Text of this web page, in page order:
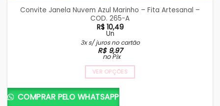
Convite Janela Nuvem Azul Marinho – Fita Artesanal –
COD. 265-A
R$10,49
Un
3x s/ juros no cartão
R$9,97
no Pix
VER OPÇÕES
COMPRAR PELO WHATSAPP